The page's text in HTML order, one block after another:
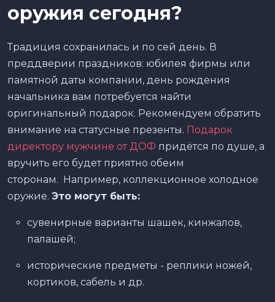
оружия сегодня?
Традиция сохранилась и по сей день. В
преддверии праздников: юбилея фирмы или
памятной даты компании, день рождения
начальника вам потребуется найти
оригинальный подарок. Рекомендуем обратить
внимание на статусные презенты. Подарок
директору мужчине от ДОФ придётся по душе, а
вручить его будет приятно обеим
сторонам. Например, коллекционное холодное
оружие. Это могут быть:
сувенирные варианты шашек, кинжалов,
палашей;
исторические предметы - реплики ножей,
кортиков, сабель и др.